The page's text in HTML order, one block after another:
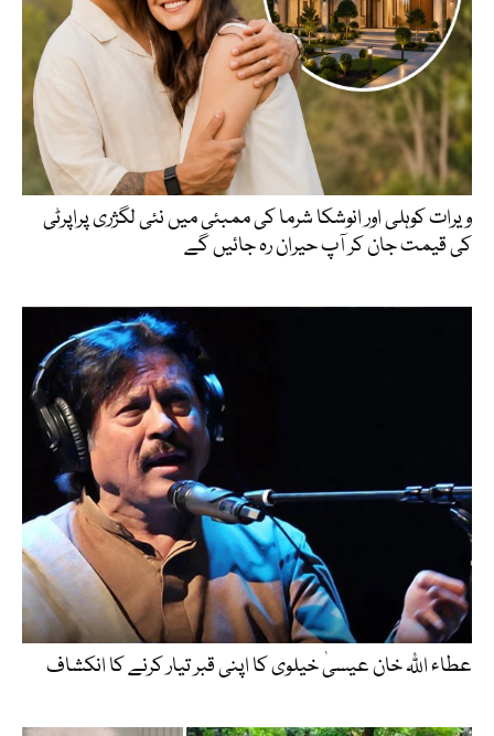
ویرات کوہلی اور انوشکا شرما کی ممبئی میں نئی لگژری پراپرٹی
کی قیمت جان کر آپ حیران رہ جائیں گے
عطاء اللّٰہ خان عیسیٰ خیلوی کا اپنی قبر تیار کرنے کا انکشاف